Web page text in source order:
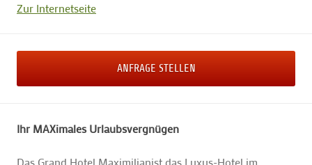
Zur Internetseite
ANFRAGE STELLEN
Ihr MAXimales Urlaubsvergnügen